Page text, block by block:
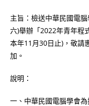
主旨：檢送中華民國電
六)舉辦「2022年青年程
本年11月30日止)，敬請
加。
說明：
一、中華民國電腦學會